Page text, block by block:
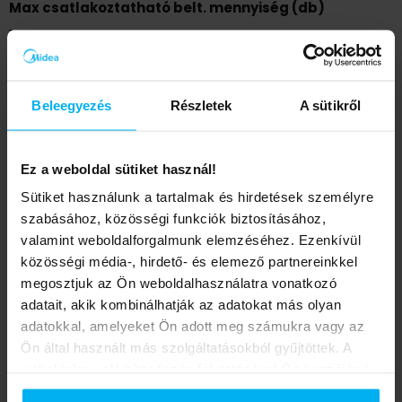
Beleegyezés Részletek A sütikről
Ez a weboldal sütiket használ!
Sütiket használunk a tartalmak és hirdetések személyre
szabásához, közösségi funkciók biztosításához,
valamint weboldalforgalmunk elemzéséhez. Ezenkívül
közösségi média-, hirdető- és elemező partnereinkkel
megosztjuk az Ön weboldalhasználatra vonatkozó
adatait, akik kombinálhatják az adatokat más olyan
adatokkal, amelyeket Ön adott meg számukra vagy az
Ön által használt más szolgáltatásokból gyűjtöttek. A
sütik használatához.
Max csatlakoztatható belt. mennyiség (db)
1
A++
Fűtés energiaosztály
A+
SEER (W/W)
SCOP (W/W)